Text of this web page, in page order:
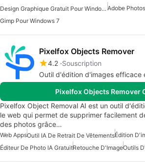
Design Graphique Gratuit Pour Windows Adobe
Gimp Pour Windows 7
Pixelfox Objects Remover
4.2 Souscription
Outil d'édition d'images efficace
Pixelfox Objects Remover
Pixelfox Object Removal AI est un outil
le web qui permet de supprimer facilement
des photos grâce…
Web AppsOutil IA De Retrait De VêtementsÉdition
Éditeur De Photo IA GratuitRetouche D'ImageOutils